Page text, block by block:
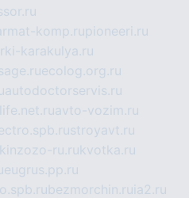
komp.rupioneeri.ru
karakulya.ru
ecolog.org.ru
autodoctorservis.ru
avto-vozim.ru
stroyavt.ru
kinzozo-ru.rukvotka.ru
eugrus.pp.ru
bezmorchin.ru ia2.ru